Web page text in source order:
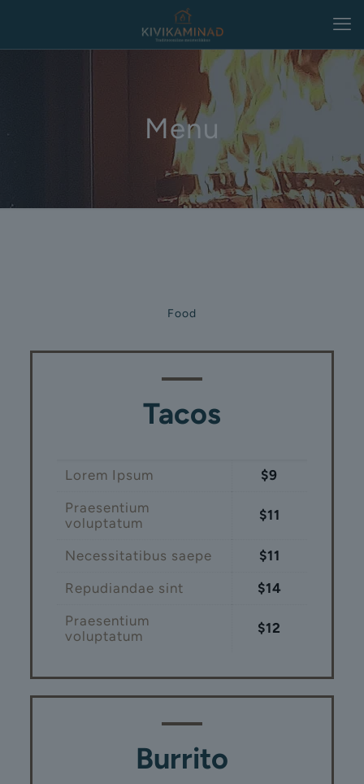
Menu
Food
Tacos
Lorem Ipsum
$9
Praesentium
voluptatum
$11
Necessitatibus saepe
$11
Repudiandae sint
$14
Praesentium
voluptatum
$12
Burrito